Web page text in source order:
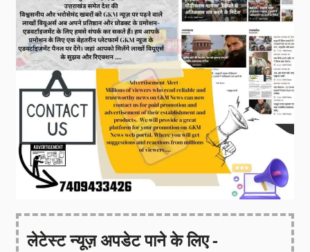
लेटेस्ट न्यूज़ अपडेट पाने के लिए -